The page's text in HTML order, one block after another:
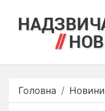
Головна Новини